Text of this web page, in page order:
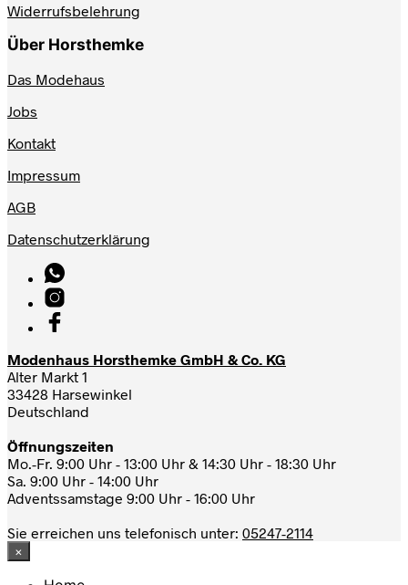
Widerrufsbelehrung
Über Horsthemke
Das Modehaus
Jobs
Kontakt
Impressum
AGB
Datenschutzerklärung
Modenhaus Horsthemke GmbH & Co. KG
Alter Markt 1
33428 Harsewinkel
Deutschland
Öffnungszeiten
Mo.-Fr. 9:00 Uhr - 13:00 Uhr & 14:30 Uhr - 18:30 Uhr
Sa. 9:00 Uhr - 14:00 Uhr
Adventssamstage 9:00 Uhr - 16:00 Uhr
Sie erreichen uns telefonisch unter: 05247-2114
×